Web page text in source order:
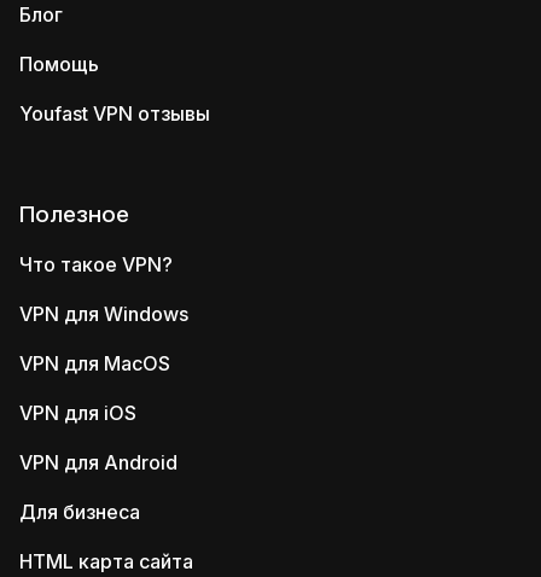
Блог
Помощь
Youfast VPN отзывы
Полезное
Что такое VPN?
VPN для Windows
VPN для MacOS
VPN для iOS
VPN для Android
Для бизнеса
HTML карта сайта